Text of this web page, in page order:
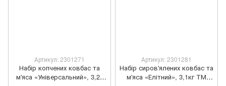
Артикул: 2301271
Набір копчених ковбас та
м'яса «Універсальний», 3,25
Артикул: 2301281
Набір сиров'ялених ковбас та
м'яса «Елітний», 3,1кг ТМ